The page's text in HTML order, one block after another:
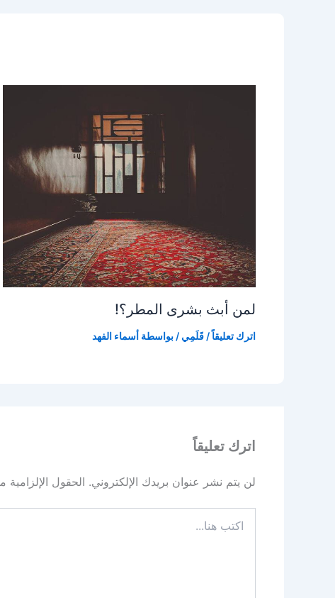
لمن أبث بشرى المطر؟!
اترك تعليقاً/قَلَمِي / بواسطة أسماء الفهد
اترك تعليقاً
لن يتم نشر عنوان بريدك الإلكتروني. الحقول الإلزامية
هنا...